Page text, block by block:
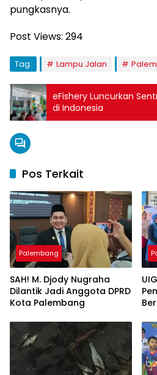
pungkasnya.
Post Views: 294
Tag: Lampu Jalan
eFishery Luncurkan
di Indonesia
Pos Terkait
Palembang
SAH! M. Djody Nugraha
Dilantik Jadi Anggota DPRD
Kota Palembang